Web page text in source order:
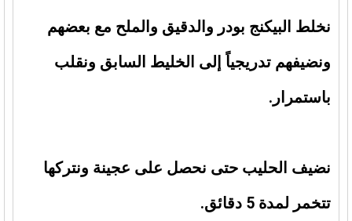
نخلط البيكنج بودر والدقيق والملح مع بعضهم
ونضيفهم تدريجياً إلى الخليط السابق ونقلب
باستمرار.
نضيف الحليب حتى نحصل على عجينة ونتركها
تتخمر لمدة 5 دقائق.